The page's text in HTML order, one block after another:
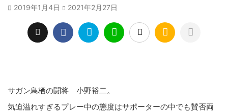
2019年1月4日 2021年2月27日
サガン鳥栖の闘将 小野裕二。
気迫溢れすぎるプレー中の態度はサポーターの中でも賛否両